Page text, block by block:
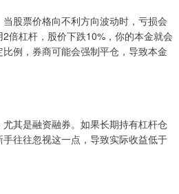
股票价格向不利方向波动时，亏损会
倍杠杆，股价下跌10%，你的本金就会
例，券商可能会强制平仓，导致本金
其是融资融券。如果长期持有杠杆仓
往往忽视这一点，导致实际收益低于